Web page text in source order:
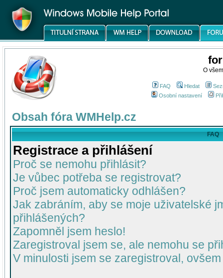
O
FAQ Hledat
Osobní nastavení
Obsah fóra WMHelp.cz
FAQ
Registrace a přihlášení
Proč se nemohu přihlásit?
Je vůbec potřeba se registrovat?
Proč jsem automaticky odhlášen?
Jak zabráním, aby se moje uživatelské
přihlášených?
Zapomněl jsem heslo!
Zaregistroval jsem se, ale nemohu se
V minulosti jsem se zaregistroval,